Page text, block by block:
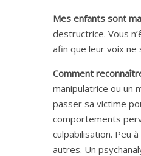
Mes enfants sont
destructrice. Vous
afin que leur voix
Comment
manipulatrice ou un
passer sa victime
comportements
culpabilisation. Peu
autres. Un